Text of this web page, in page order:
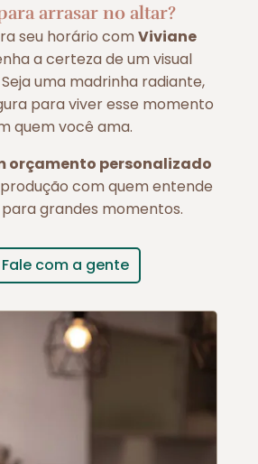
arrasar no altar?
seu horário comViviane
a certeza de um visual
uma madrinha radiante,
para viver esse momento
quem você ama.
orçamento personalizado
com quem entende
grandes momentos.
Fale com a gente